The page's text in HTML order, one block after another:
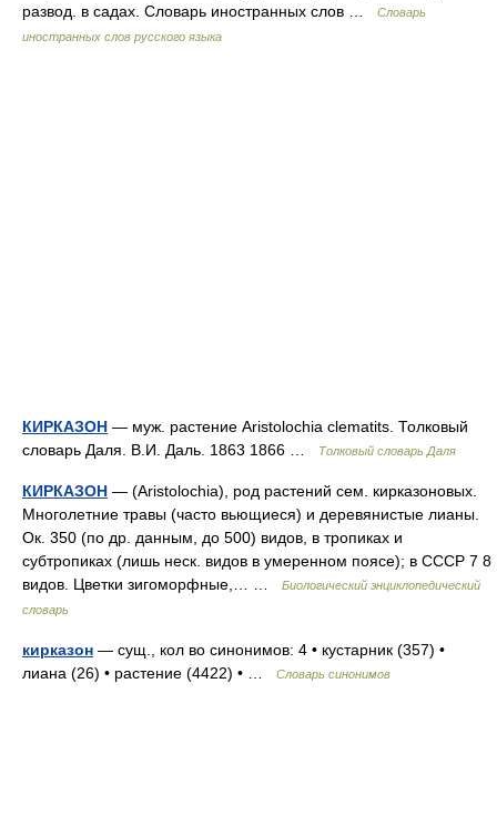
развод. в садах. Словарь иностранных слов …
Словарь
иностранных слов русского языка
КИРКАЗОН — муж. растение Aristolochia clematits. Толковый
словарь Даля. В.И. Даль. 1863 1866 …
Толковый словарь Даля
КИРКАЗОН — (Aristolochia), род растений сем. кирказоновых.
Многолетние травы (часто вьющиеся) и деревянистые лианы.
Ок. 350 (по др. данным, до 500) видов, в тропиках и
субтропиках (лишь неск. видов в умеренном поясе); в СССР 7 8
видов. Цветки зигоморфные,… …
Биологический энциклопедический
словарь
кирказон — сущ., кол во синонимов: 4 • кустарник (357) •
лиана (26) • растение (4422) • …
Словарь синонимов